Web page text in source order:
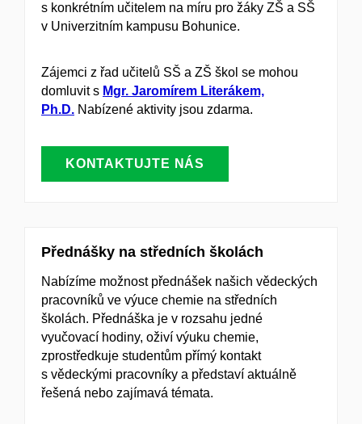
s konkrétním učitelem na míru pro žáky ZŠ a SŠ
v Univerzitním kampusu Bohunice.
Zájemci z řad učitelů SŠ a ZŠ škol se mohou
domluvit s Mgr. Jaromírem Literákem,
Ph.D. Nabízené aktivity jsou zdarma.
KONTAKTUJTE NÁS
Přednášky na středních školách
Nabízíme možnost přednášek našich vědeckých
pracovníků ve výuce chemie na středních
školách. Přednáška je v rozsahu jedné
vyučovací hodiny, oživí výuku chemie,
zprostředkuje studentům přímý kontakt
s vědeckými pracovníky a představí aktuálně
řešená nebo zajímavá témata.